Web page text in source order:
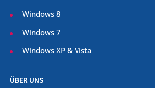
Windows 8
Windows 7
Windows XP & Vista
ÜBER UNS